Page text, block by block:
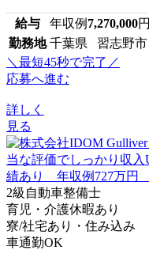
給与 年収例 7,270,000円
勤務地 千葉県 習志野市
＼最短45秒で完了／
応募へ進む
詳しく
見る
2級自動車整備士
育児・介護休暇あり
寮/社宅あり・住み込み
車通勤OK